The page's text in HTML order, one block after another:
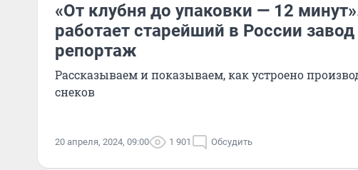
«От клубня до упаковки — 12
работает старейший в России
репортаж
Рассказываем и показываем, как устроено
снеков
20 апреля, 2024, 09:00 1 901 Обсудить